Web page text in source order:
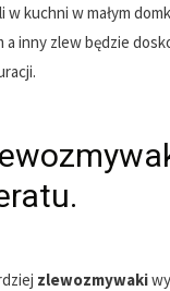
w kuchni w małym
inny zlew będzie
zlewozmywaki